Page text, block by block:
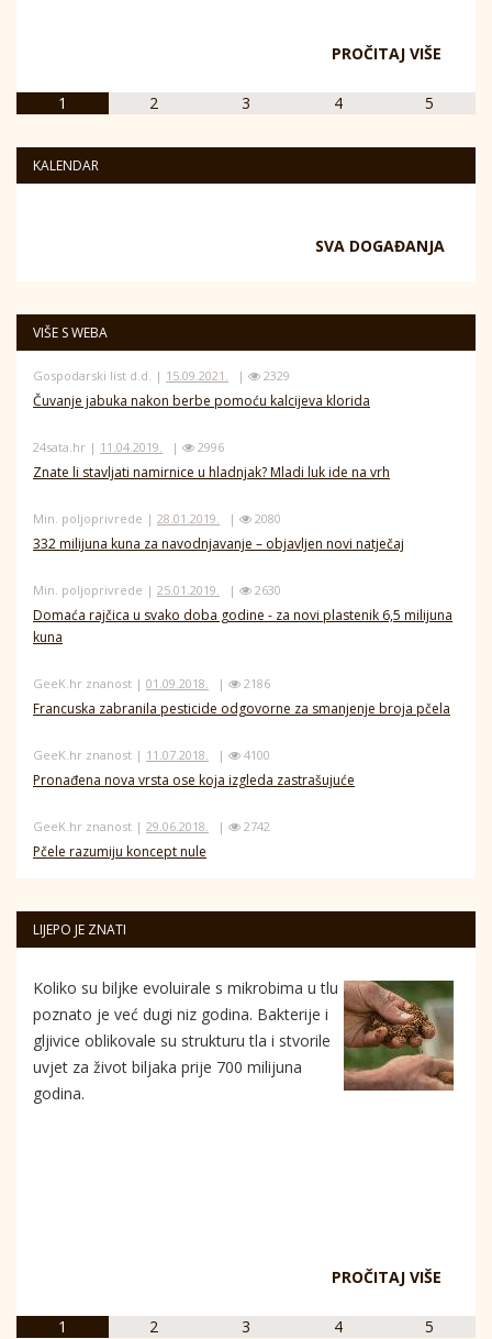
PROČITAJ VIŠE
1 2 3 4 5
KALENDAR
SVA DOGAĐANJA
VIŠE S WEBA
Gospodarski list d.d. | 15.09.2021. | 2329
Čuvanje jabuka nakon berbe pomoću kalcijeva klorida
24sata.hr | 11.04.2019. | 2996
Znate li stavljati namirnice u hladnjak? Mladi luk ide na vrh
Min. poljoprivrede | 28.01.2019. | 2080
332 milijuna kuna za navodnjavanje – objavljen novi natječaj
Min. poljoprivrede | 25.01.2019. | 2630
Domaća rajčica u svako doba godine - za novi plastenik 6,5 milijuna
kuna
GeeK.hr znanost | 01.09.2018. | 2186
Francuska zabranila pesticide odgovorne za smanjenje broja pčela
GeeK.hr znanost | 11.07.2018. | 4100
Pronađena nova vrsta ose koja izgleda zastrašujuće
GeeK.hr znanost | 29.06.2018. | 2742
Pčele razumiju koncept nule
LIJEPO JE ZNATI
Koliko su biljke evoluirale s mikrobima u tlu
poznato je već dugi niz godina. Bakterije i
gljivice oblikovale su strukturu tla i stvorile
uvjet za život biljaka prije 700 milijuna
godina.
PROČITAJ VIŠE
1 2 3 4 5